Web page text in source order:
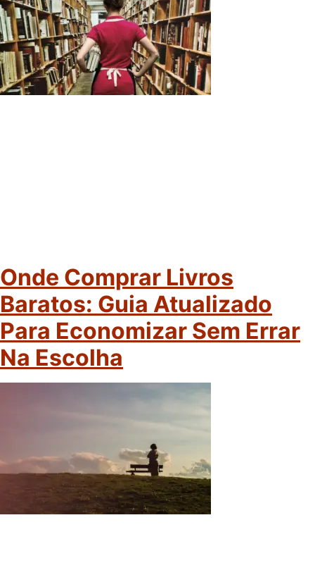
Onde Comprar Livros
Baratos: Guia Atualizado
Para Economizar Sem Errar
Na Escolha